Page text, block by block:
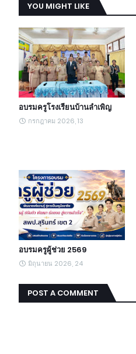
YOU MIGHT LIKE
อบรมครูโรงเรียนบ้านลำเพิญ
กรกฎาคม 2026, 13
อบรมครูผู้ช่วย 2569
มิถุนายน 2026, 24
POST A COMMENT